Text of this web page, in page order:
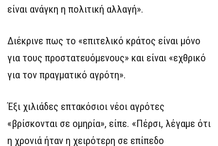
είναι ανάγκη η πολιτική αλλαγή».
Διέκρινε πως το «επιτελικό κράτος είναι μόνο
για τους προστατευόμενους» και είναι «εχθρικό
για τον πραγματικό αγρότη».
Έξι χιλιάδες επτακόσιοι νέοι αγρότες
«βρίσκονται σε ομηρία», είπε. «Πέρσι, λέγαμε ότι
η χρονιά ήταν η χειρότερη σε επίπεδο